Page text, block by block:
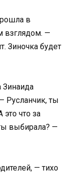
в
взглядом. —
Зиночка будет
Зинаида
Русланчик, ты
что за
выбирала? —
— тихо